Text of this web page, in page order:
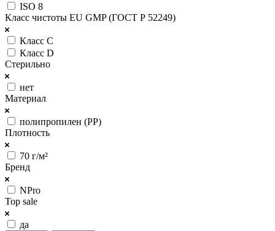
ISO 8
Класс чистоты EU GMP (ГОСТ Р 52249)
Класс C
Класс D
Стерильно
нет
Материал
полипропилен (РР)
Плотность
70 г/м²
Бренд
NPro
Top sale
да